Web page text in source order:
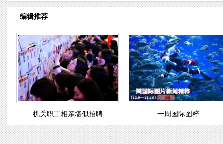
编辑推荐
机关职工相亲堪似招聘 一周国际图粹